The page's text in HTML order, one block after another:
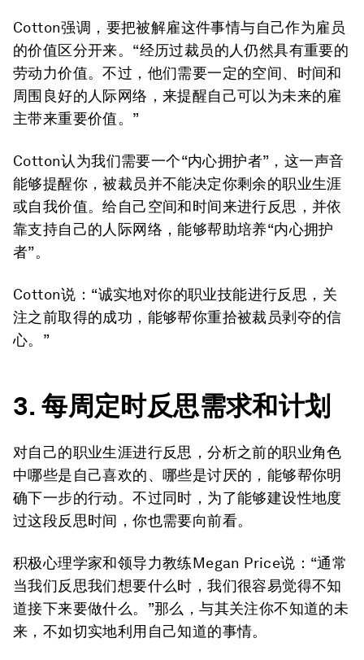
Cotton强调，要把被解雇这件事情与自己作为雇员
的价值区分开来。“经历过裁员的人仍然具有重要的
劳动力价值。不过，他们需要一定的空间、时间和
周围良好的人际网络，来提醒自己可以为未来的雇
主带来重要价值。”
Cotton认为我们需要一个“内心拥护者”，这一声音
能够提醒你，被裁员并不能决定你剩余的职业生涯
或自我价值。给自己空间和时间来进行反思，并依
靠支持自己的人际网络，能够帮助培养“内心拥护
者”。
Cotton说：“诚实地对你的职业技能进行反思，关
注之前取得的成功，能够帮你重拾被裁员剥夺的信
心。”
3. 每周定时反思需求和计划
对自己的职业生涯进行反思，分析之前的职业角色
中哪些是自己喜欢的、哪些是讨厌的，能够帮你明
确下一步的行动。不过同时，为了能够建设性地度
过这段反思时间，你也需要向前看。
积极心理学家和领导力教练Megan Price说：“通常
当我们反思我们想要什么时，我们很容易觉得不知
道接下来要做什么。”那么，与其关注你不知道的未
来，不如切实地利用自己知道的事情。